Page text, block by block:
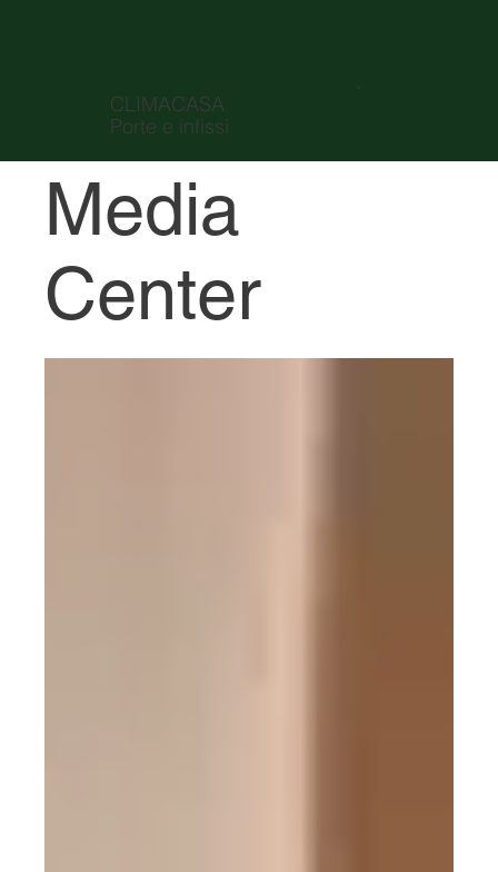
CLIMACASA
Porte e infissi
Media
Center